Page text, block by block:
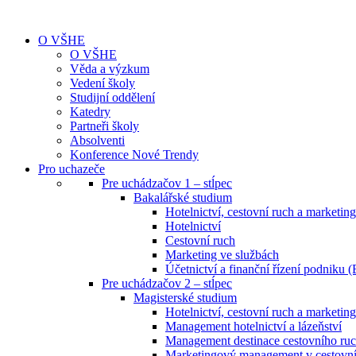
O VŠHE
O VŠHE
Věda a výzkum
Vedení školy
Studijní oddělení
Katedry
Partneři školy
Absolventi
Konference Nové Trendy
Pro uchazeče
Pre uchádzačov 1 – stĺpec
Bakalářské studium
Hotelnictví, cestovní ruch a
Hotelnictví
Cestovní ruch
Marketing ve službách
Účetnictví a finanční řízení podniku
Pre uchádzačov 2 – stĺpec
Magisterské studium
Hotelnictví, cestovní ruch a
Management hotelnictví a lázeňství
Management destinace cestovního